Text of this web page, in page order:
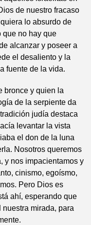
de nuestro fracaso
lo absurdo de
que no hay que
alcanzar y poseer a
el desaliento y la
fuente de la vida.
bronce y quien la
de la serpiente da
judía destaca
levantar la vista
el don de la luna
Nosotros queremos
y nos impacientamos y
cinismo, egoísmo,
Pero Dios es
ahí, esperando que
mirada, para